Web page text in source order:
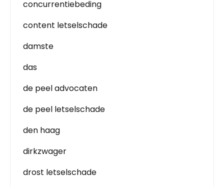
concurrentiebeding
content letselschade
damste
das
de peel advocaten
de peel letselschade
den haag
dirkzwager
drost letselschade